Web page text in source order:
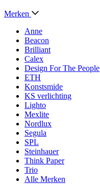
Merken
Anne
Beacon
Brilliant
Calex
Design For The People
ETH
Konstsmide
KS verlichting
Lighto
Mexlite
Nordlux
Segula
SPL
Steinhauer
Think Paper
Trio
Alle Merken